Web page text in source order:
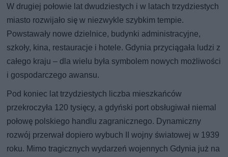
W drugiej połowie lat dwudziestych i w latach trzydziestych
miasto rozwijało się w niezwykle szybkim tempie.
Powstawały nowe dzielnice, budynki administracyjne,
szkoły, kina, restauracje i hotele. Gdynia przyciągała ludzi z
całego kraju – dla wielu była symbolem nowych możliwości
i gospodarczego awansu.
Pod koniec lat trzydziestych liczba mieszkańców
przekroczyła 120 tysięcy, a gdyński port obsługiwał niemal
połowę polskiego handlu zagranicznego. Dynamiczny
rozwój przerwał dopiero wybuch II wojny światowej w 1939
roku. Mimo tragicznych wydarzeń wojennych Gdynia już na